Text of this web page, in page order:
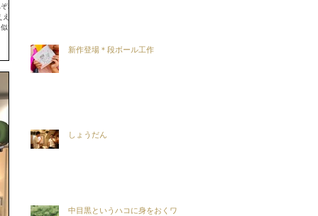
れの
てま
新作登場＊段ボール工作
しょうだん
中目黒というハコに身をおくワケ